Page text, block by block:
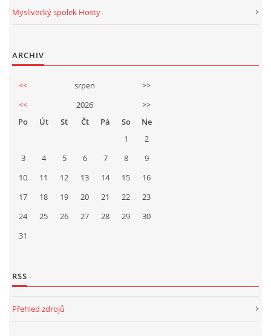
Myslivecký spolek Hosty
ARCHIV
<< srpen
>>
<<
2026
>>
Po
Út St Čt Pá So
Ne
1
2
3
4 5 6 7 8
9
10
11 12 13 14 15
16
17
18 19 20 21 22
23
24
25 26 27 28 29
30
31
RSS
Přehled zdrojů